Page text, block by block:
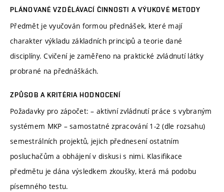
PLÁNOVANÉ VZDĚLÁVACÍ ČINNOSTI A VÝUKOVÉ METODY
Předmět je vyučován formou přednášek, které mají
charakter výkladu základních principů a teorie dané
disciplíny. Cvičení je zaměřeno na praktické zvládnutí látky
probrané na přednáškách.
ZPŮSOB A KRITÉRIA HODNOCENÍ
Požadavky pro zápočet: – aktivní zvládnutí práce s vybraným
systémem MKP – samostatné zpracování 1-2 (dle rozsahu)
semestrálních projektů, jejich přednesení ostatním
posluchačům a obhájení v diskusi s nimi. Klasifikace
předmětu je dána výsledkem zkoušky, která má podobu
písemného testu.